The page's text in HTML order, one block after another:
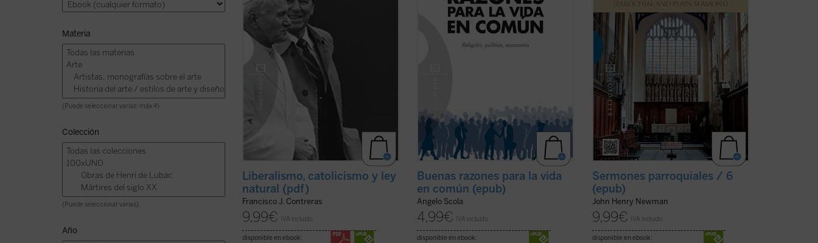
Materia
(Puede seleccionar varias: máx 4)
Colección
(Puede seleccionar varias)
Año
Liberalismo, catolicismo y ley
natural (pdf)
Francisco J. Contreras
9,99€ IVA incluido
disponible en ebook:
todavía es ...(ver ficha)
Buenas razones para la vida
en común (epub)
Angelo Scola
4,99€ IVA incluido
disponible en ebook:
este volumen. ... (ver ficha)
Sermones parroquiales / 6
(epub)
John Henry Newman
9,99€ IVA incluido
disponible en ebook: